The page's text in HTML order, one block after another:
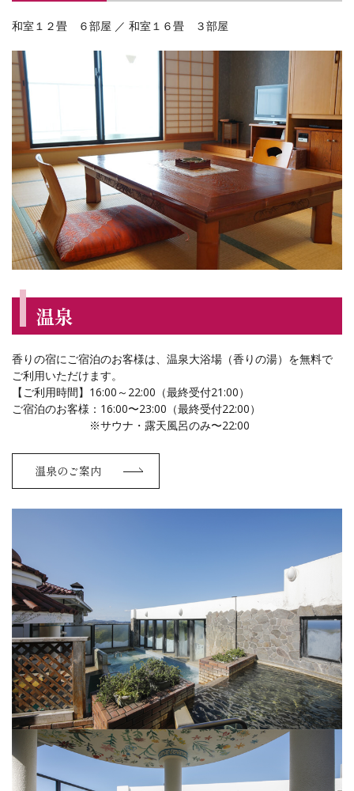
和室１２畳 ６部屋 ／ 和室１６畳 ３部屋
温泉
香りの宿にご宿泊のお客様は、温泉大浴場（香りの湯）を無料で
ご利用いただけます。
【ご利用時間】16:00～22:00（最終受付21:00）
ご宿泊のお客様：16:00〜23:00（最終受付22:00）
※サウナ・露天風呂のみ〜22:00
温泉のご案内